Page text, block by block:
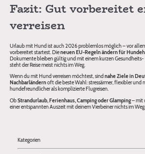
Fazit: Gut vorbereitet
verreisen
Urlaub mit Hund ist auch 2026 problemlos möglich – vor
vorbereitet startest. Dieneuen EU-Regeln ändern für
Dokumente bleiben gültig und mit einem kurzen
steht der Reise meist nichts im Weg.
Wenn du mit Hund verreisen möchtest, sind nahe Ziele in
Nachbarländernoft die beste Wahl: stressärmer, flexibler und
hundefreundlicher als komplizierte Flugreisen.
ObStrandurlaub, Ferienhaus, Camping oder Glamping– mit
einer entspannten Auszeit mit deinem Vierbeiner nichts im Weg.
Kategorien